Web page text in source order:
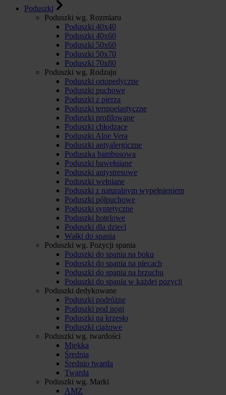
Poduszki
Poduszki wg. Rozmiaru
Poduszki 40x40
Poduszki 40x60
Poduszki 50x60
Poduszki 50x70
Poduszki 70x80
Poduszki wg. Rodzaju
Poduszki ortopedyczne
Poduszki puchowe
Poduszki z pierza
Poduszki termoelastyczne
Poduszki profilowane
Poduszki chłodzące
Poduszki Aloe Vera
Poduszki antyalergiczne
Poduszka bambusowa
Poduszki bawełniane
Poduszki antystresowe
Poduszki wełniane
Poduszki z naturalnym wypełnieniem
Poduszki półpuchowe
Poduszki syntetyczne
Poduszki hotelowe
Poduszki dla dzieci
Wałki do spania
Poduszki wg. Pozycji spania
Poduszki do spania na boku
Poduszki do spania na plecach
Poduszki do spania na brzuchu
Poduszki do spania w każdej pozycji
Poduszki dedykowane
Poduszki podróżne
Poduszki pod nogi
Poduszki na krzesło
Poduszki ciążowe
Poduszki wg. twardości
Miękka
Średnia
Średnio twarda
Twarda
Poduszki wg. Marki
AMZ